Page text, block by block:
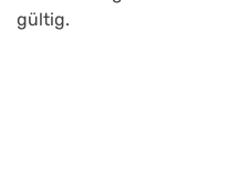
gültig.